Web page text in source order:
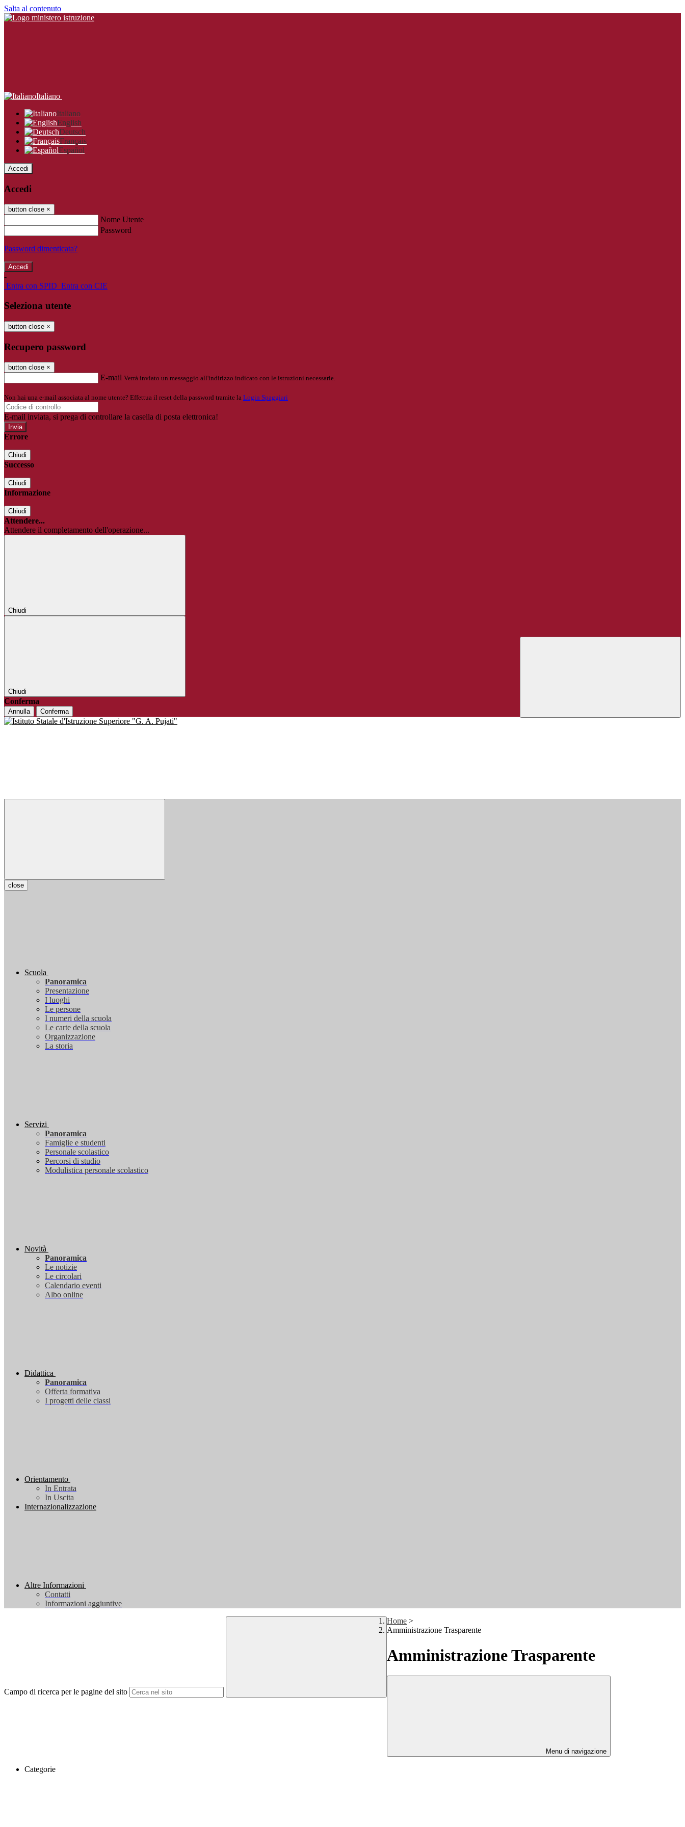
Salta al contenuto
Italiano
Italiano
English
Deutsch
Français
Español
Accedi
Accedi
button close ×
Nome Utente
Password
Password dimenticata?
-
Entra con SPID Entra con CIE
Seleziona utente
button close ×
Recupero password
button close ×
E-mail Verrà inviato un messaggio all'indirizzo indicato con le istruzioni necessarie.
Non hai una e-mail associata al nome utente? Effettua il reset della password tramite la Login Spaggiari
E-mail inviata, si prega di controllare la casella di posta elettronica!
Errore
Chiudi
Successo
Chiudi
Informazione
Chiudi
Attendere...
Attendere il completamento dell'operazione...
Chiudi
Chiudi
Conferma
Annulla Conferma
close
Scuola
Panoramica
Presentazione
I luoghi
Le persone
I numeri della scuola
Le carte della scuola
Organizzazione
La storia
Servizi
Panoramica
Famiglie e studenti
Personale scolastico
Percorsi di studio
Modulistica personale scolastico
Novità
Panoramica
Le notizie
Le circolari
Calendario eventi
Albo online
Didattica
Panoramica
Offerta formativa
I progetti delle classi
Orientamento
In Entrata
In Uscita
Internazionalizzazione
Altre Informazioni
Contatti
Informazioni aggiuntive
Campo di ricerca per le pagine del sito
Home >
Amministrazione Trasparente
Amministrazione Trasparente
Menu di navigazione
Categorie